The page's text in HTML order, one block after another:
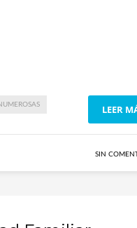
LEER
SIN